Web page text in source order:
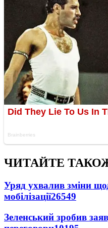
ЧИТАЙТЕ
Уряд ухвалив зміни
мобілізації26549
Зеленський зробив